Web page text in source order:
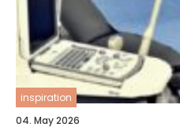
inspiration
04. May 2026